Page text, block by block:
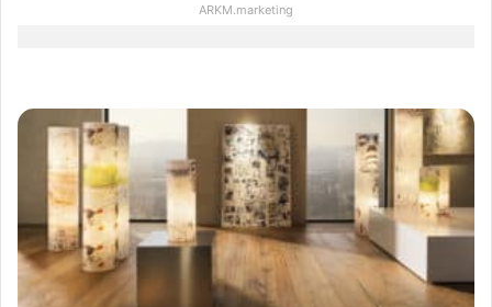
ARKM.marketing